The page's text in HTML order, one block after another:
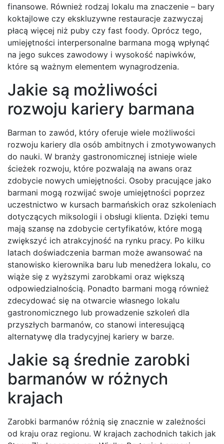
finansowe. Również rodzaj lokalu ma znaczenie – bary
koktajlowe czy ekskluzywne restauracje zazwyczaj
płacą więcej niż puby czy fast foody. Oprócz tego,
umiejętności interpersonalne barmana mogą wpłynąć
na jego sukces zawodowy i wysokość napiwków,
które są ważnym elementem wynagrodzenia.
Jakie są możliwości
rozwoju kariery barmana
Barman to zawód, który oferuje wiele możliwości
rozwoju kariery dla osób ambitnych i zmotywowanych
do nauki. W branży gastronomicznej istnieje wiele
ścieżek rozwoju, które pozwalają na awans oraz
zdobycie nowych umiejętności. Osoby pracujące jako
barmani mogą rozwijać swoje umiejętności poprzez
uczestnictwo w kursach barmańskich oraz szkoleniach
dotyczących miksologii i obsługi klienta. Dzięki temu
mają szansę na zdobycie certyfikatów, które mogą
zwiększyć ich atrakcyjność na rynku pracy. Po kilku
latach doświadczenia barman może awansować na
stanowisko kierownika baru lub menedżera lokalu, co
wiąże się z wyższymi zarobkami oraz większą
odpowiedzialnością. Ponadto barmani mogą również
zdecydować się na otwarcie własnego lokalu
gastronomicznego lub prowadzenie szkoleń dla
przyszłych barmanów, co stanowi interesującą
alternatywę dla tradycyjnej kariery w barze.
Jakie są średnie zarobki
barmanów w różnych
krajach
Zarobki barmanów różnią się znacznie w zależności
od kraju oraz regionu. W krajach zachodnich takich jak